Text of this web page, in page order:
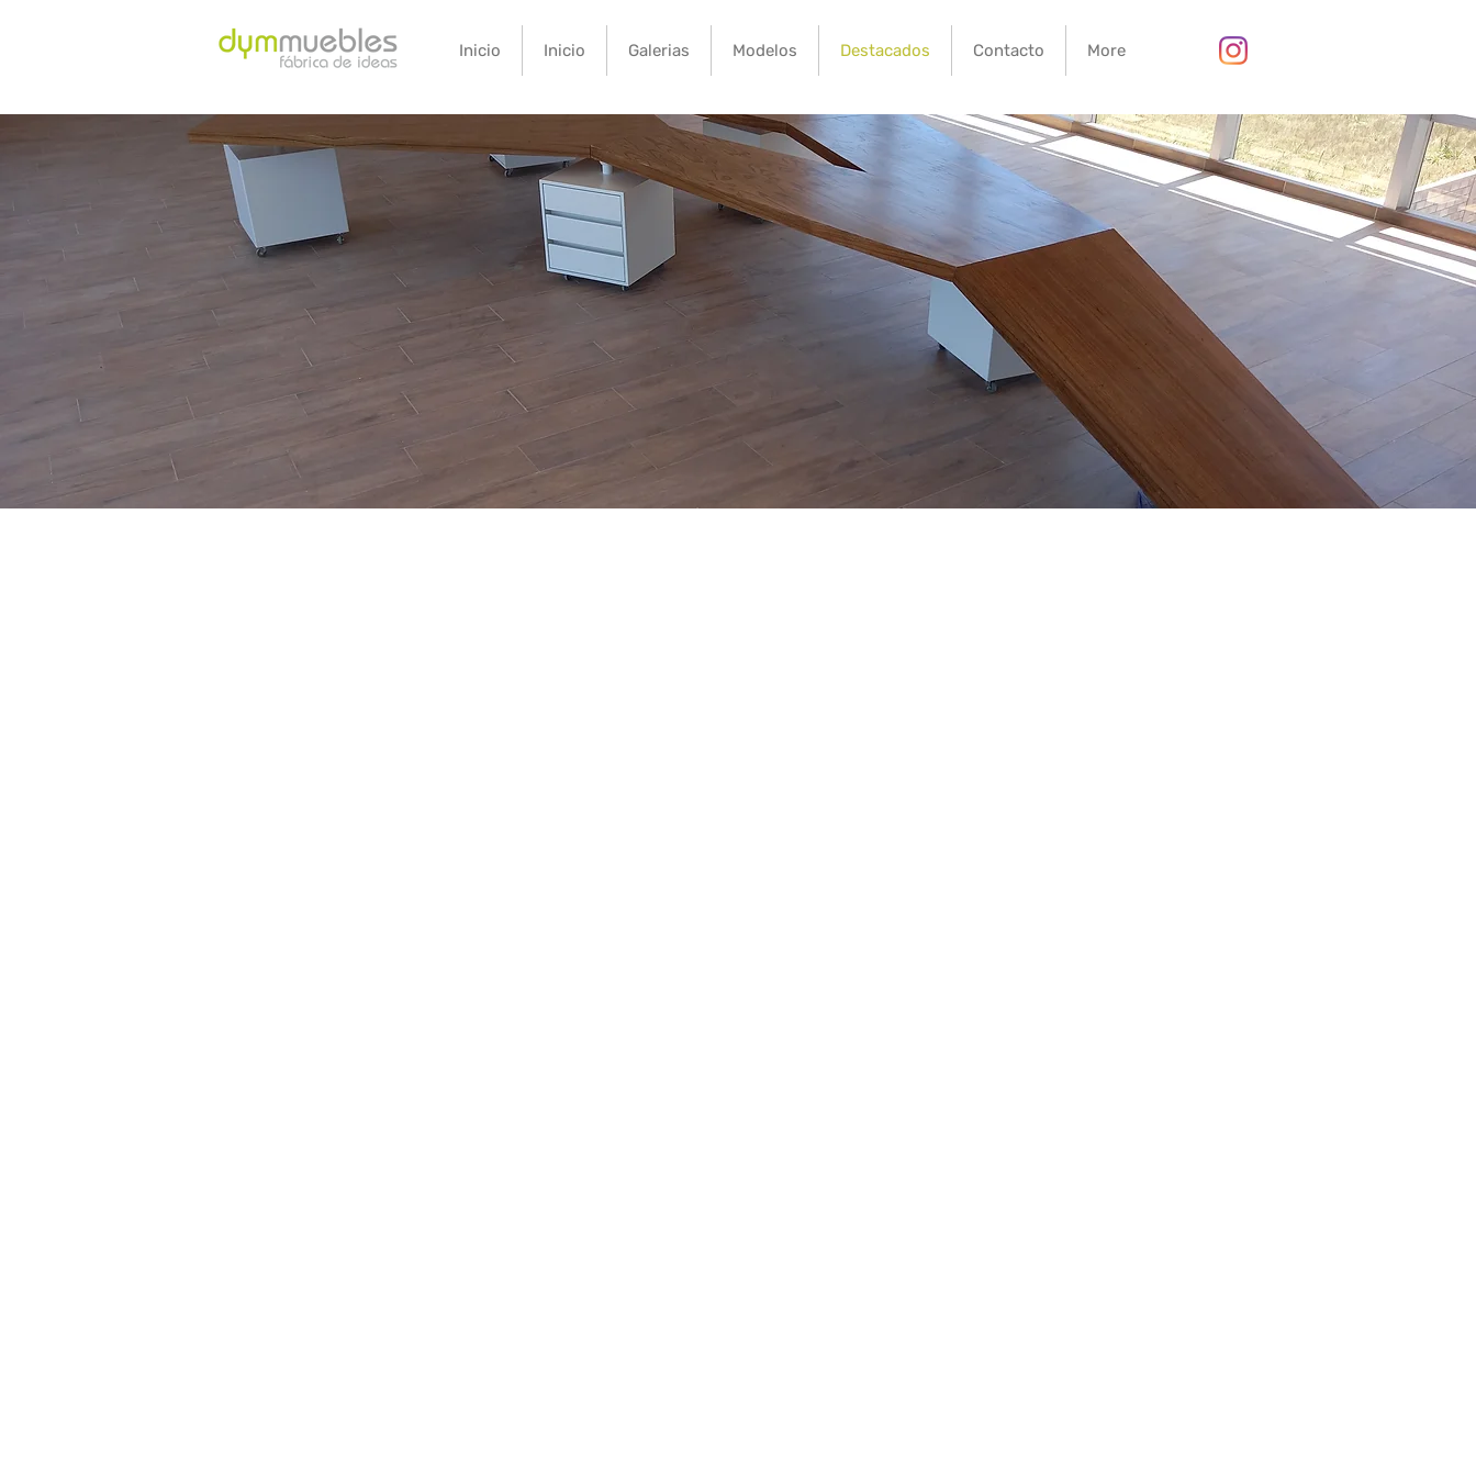
Inicio Inicio Galerias Modelos Destacados Contacto More
MARKING TREND